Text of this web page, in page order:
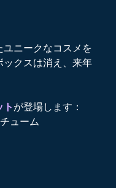
ニークなコスメを
クスは消え、来年
が登場します：
ューム